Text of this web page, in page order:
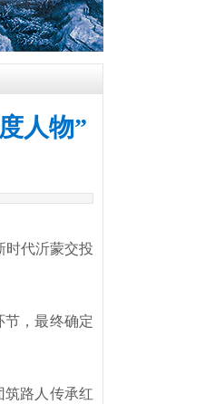
人物”
时代沂蒙交投
，最终确定
路人传承红